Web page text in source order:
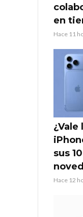
en
Hace 11
¿Vale
sus
Hace 12